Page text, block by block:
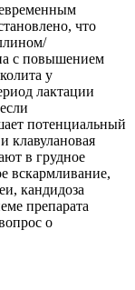
что
с повышением
у
лактации
потенциальный
клавулановая
в грудное
вскармливание,
кандидоза
препарата
о